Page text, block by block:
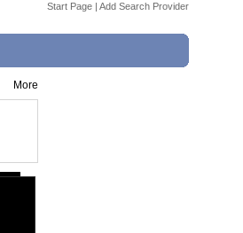
Start Page | Add Search Provider
More